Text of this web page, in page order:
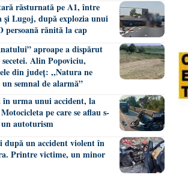
răsturnată pe A1, între
și Lugoj, după explozia unui
persoană rănită la cap
aproape a dispărut
Alin Popoviciu,
din județ: ,,Natura ne
semnal de alarmă”
urma unui accident, la
pe care se aflau s-
autoturism
după un accident violent în
Printre victime, un minor